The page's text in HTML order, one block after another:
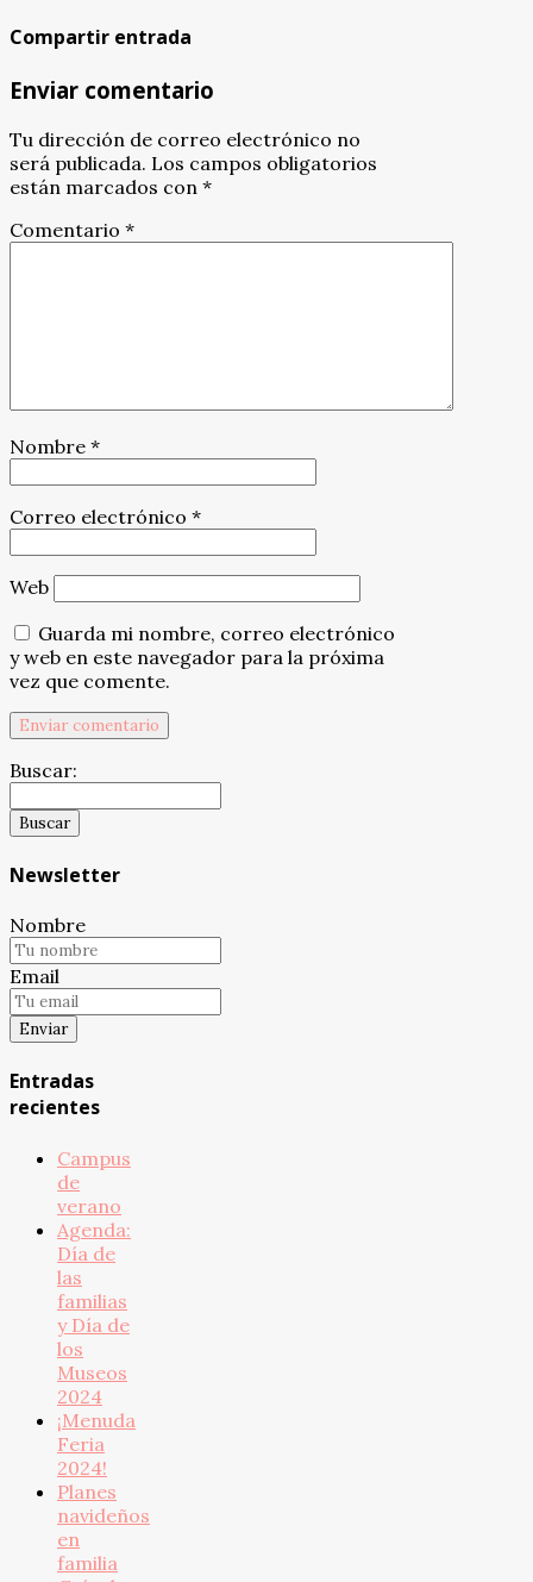
Compartir entrada
Enviar comentario
Tu dirección de correo electrónico no
será publicada. Los campos obligatorios
están marcados con *
Comentario *
Nombre *
Correo electrónico *
Web
Guarda mi nombre, correo electrónico
y web en este navegador para la próxima
vez que comente.
Buscar:
Newsletter
Nombre
Email
Entradas
recientes
Campus
de
verano
Agenda:
Día de
las
familias
y Día de
los
Museos
2024
¡Menuda
Feria
2024!
Planes
navideños
en
familia